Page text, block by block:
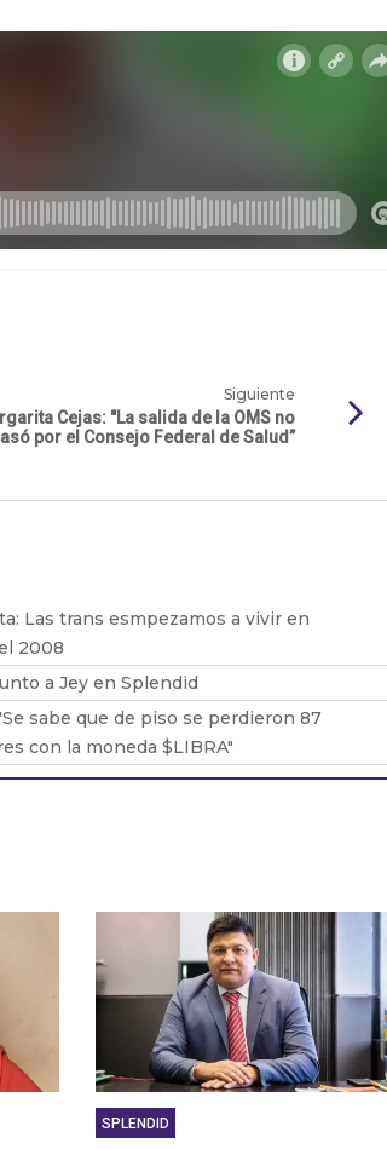
Siguiente
Cejas: "La salida de la OMS no
por el Consejo Federal de Salud”
Las trans esmpezamos a vivir en
2008
a Jey en Splendid
sabe que de piso se perdieron 87
con la moneda $LIBRA"
el joven que creó una web para
perdidas
SPLENDID